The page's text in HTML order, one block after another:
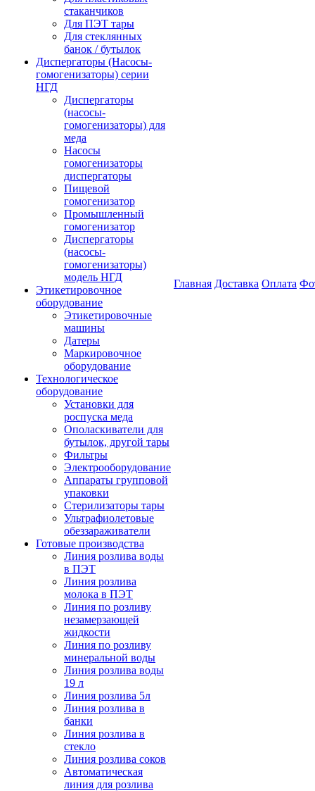
стаканчиков
Для ПЭТ тары
Для стеклянных
банок / бутылок
Диспергаторы (Насосы-
гомогенизаторы) серии
НГД
Диспергаторы
(насосы-
гомогенизаторы) для
меда
Насосы
гомогенизаторы
диспергаторы
Пищевой
гомогенизатор
Промышленный
гомогенизатор
Диспергаторы
(насосы-
гомогенизаторы)
модель НГД
Этикетировочное
оборудование
Этикетировочные
машины
Датеры
Маркировочное
оборудование
Технологическое
оборудование
Установки для
роспуска меда
Ополаскиватели для
бутылок, другой тары
Фильтры
Электрооборудование
Аппараты групповой
упаковки
Стерилизаторы тары
Ультрафиолетовые
обеззараживатели
Готовые производства
Линия розлива воды
в ПЭТ
Линия розлива
молока в ПЭТ
Линия по розливу
незамерзающей
жидкости
Линия по розливу
минеральной воды
Линия розлива воды
19 л
Линия розлива 5л
Линия розлива в
банки
Линия розлива в
стекло
Линия розлива соков
Автоматическая
линия для розлива
Главная Доставка Оплата